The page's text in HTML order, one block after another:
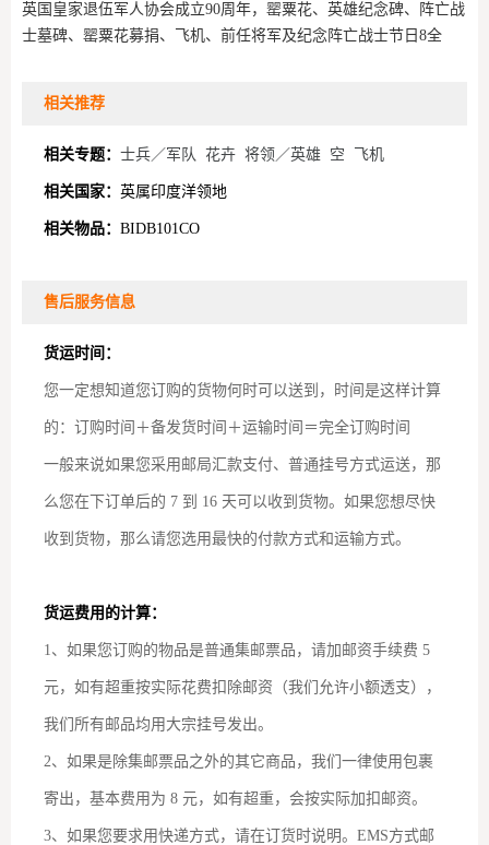
英国皇家退伍军人协会成立90周年，罂粟花、英雄纪念碑、阵亡战
士墓碑、罂粟花募捐、飞机、前任将军及纪念阵亡战士节日8全
相关推荐
相关专题： 士兵／军队 花卉 将领／英雄 空 飞机
相关国家： 英属印度洋领地
相关物品： BIDB101CO
售后服务信息
货运时间：
您一定想知道您订购的货物何时可以送到，时间是这样计算
的：订购时间＋备发货时间＋运输时间＝完全订购时间
一般来说如果您采用邮局汇款支付、普通挂号方式运送，那
么您在下订单后的 7 到 16 天可以收到货物。如果您想尽快
收到货物，那么请您选用最快的付款方式和运输方式。
货运费用的计算：
1、如果您订购的物品是普通集邮票品，请加邮资手续费 5
元，如有超重按实际花费扣除邮资（我们允许小额透支），
我们所有邮品均用大宗挂号发出。
2、如果是除集邮票品之外的其它商品，我们一律使用包裹
寄出，基本费用为 8 元，如有超重，会按实际加扣邮资。
3、如果您要求用快递方式，请在订货时说明。EMS方式邮